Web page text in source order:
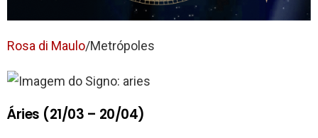
Rosa di Maulo/Metrópoles
Áries (21/03 – 20/04)